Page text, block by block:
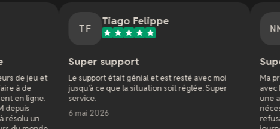
Super support
Le support était génial et est resté avec moi
jusqu'à ce que la situation soit réglée. Super
service.
6 mai 2026
Super service !
Ma première
avec Dune Awakening.
une autre boîte mais
nécessitaient des
refusaient de mettre